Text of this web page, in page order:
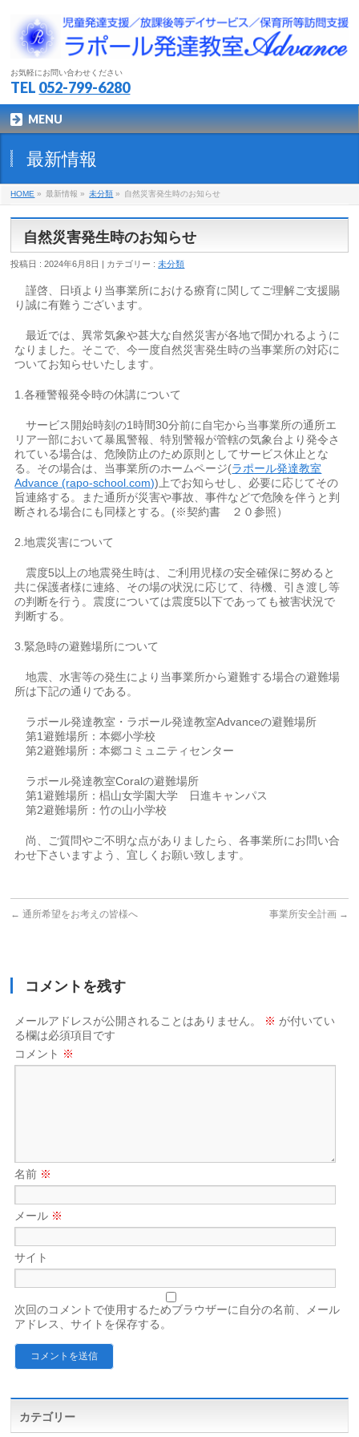
お気軽にお問い合わせください
TEL 052-799-6280
MENU
最新情報
HOME » 最新情報 » 未分類 » 自然災害発生時のお知らせ
自然災害発生時のお知らせ
投稿日 : 2024年6月8日 | カテゴリー :未分類
謹啓、日頃より当事業所における療育に関してご理解ご支援賜
り誠に有難うございます。
最近では、異常気象や甚大な自然災害が各地で聞かれるように
なりました。そこで、今一度自然災害発生時の当事業所の対応に
ついてお知らせいたします。
1.各種警報発令時の休講について
サービス開始時刻の1時間30分前に自宅から当事業所の通所エ
リア一部において暴風警報、特別警報が管轄の気象台より発令さ
れている場合は、危険防止のため原則としてサービス休止とな
る。その場合は、当事業所のホームページ(ラポール発達教室
Advance (rapo-school.com))上でお知らせし、必要に応じてその
旨連絡する。また通所が災害や事故、事件などで危険を伴うと判
断される場合にも同様とする。(※契約書 ２０参照）
2.地震災害について
震度5以上の地震発生時は、ご利用児様の安全確保に努めると
共に保護者様に連絡、その場の状況に応じて、待機、引き渡し等
の判断を行う。震度については震度5以下であっても被害状況で
判断する。
3.緊急時の避難場所について
地震、水害等の発生により当事業所から避難する場合の避難場
所は下記の通りである。
ラポール発達教室・ラポール発達教室Advanceの避難場所
第1避難場所：本郷小学校
第2避難場所：本郷コミュニティセンター
ラポール発達教室Coralの避難場所
第1避難場所：椙山女学園大学 日進キャンパス
第2避難場所：竹の山小学校
尚、ご質問やご不明な点がありましたら、各事業所にお問い合
わせ下さいますよう、宜しくお願い致します。
← 通所希望をお考えの皆様へ 事業所安全計画 →
コメントを残す
メールアドレスが公開されることはありません。 ※ が付いてい
る欄は必須項目です
コメント ※
名前 ※
メール ※
サイト
次回のコメントで使用するためブラウザーに自分の名前、メール
アドレス、サイトを保存する。
カテゴリー